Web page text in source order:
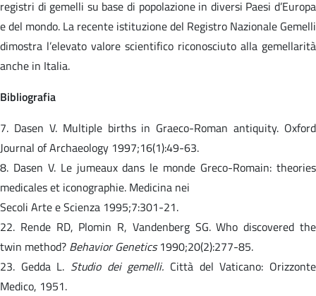
registri di gemelli su base di popolazione in diversi Paesi d’Europa
e del mondo. La recente istituzione del Registro Nazionale Gemelli
dimostra l’elevato valore scientifico riconosciuto alla gemellarità
anche in Italia.
Bibliografia
7. Dasen V. Multiple births in Graeco-Roman antiquity. Oxford
Journal of Archaeology 1997;16(1):49-63.
8. Dasen V. Le jumeaux dans le monde Greco-Romain: theories
medicales et iconographie. Medicina nei
Secoli Arte e Scienza 1995;7:301-21.
22. Rende RD, Plomin R, Vandenberg SG. Who discovered the
twin method? Behavior Genetics1990;20(2):277-85.
23. Gedda L. Studio dei gemelli. Città del Vaticano: Orizzonte
Medico, 1951.